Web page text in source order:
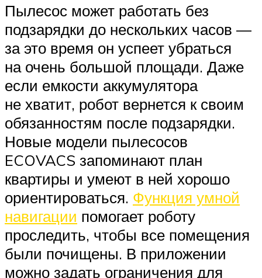
Пылесос может работать без
подзарядки до нескольких часов —
за это время он успеет убраться
на очень большой площади. Даже
если емкости аккумулятора
не хватит, робот вернется к своим
обязанностям после подзарядки.
Новые модели пылесосов
ECOVACS запоминают план
квартиры и умеют в ней хорошо
ориентироваться. Функция умной
навигации помогает роботу
проследить, чтобы все помещения
были почищены. В приложении
можно задать ограничения для